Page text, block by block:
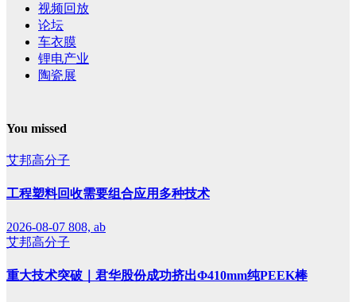
视频回放
论坛
车衣膜
锂电产业
陶瓷展
You missed
艾邦高分子
工程塑料回收需要组合应用多种技术
2026-08-07 808, ab
艾邦高分子
重大技术突破｜君华股份成功挤出Φ410mm纯PEEK棒